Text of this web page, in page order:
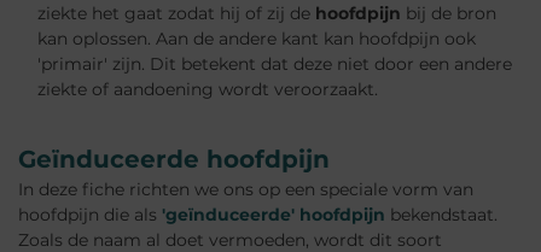
ziekte het gaat zodat hij of zij de hoofdpijn bij de bron
kan oplossen. Aan de andere kant kan hoofdpijn ook
'primair' zijn. Dit betekent dat deze niet door een andere
ziekte of aandoening wordt veroorzaakt.
Geïnduceerde hoofdpijn
In deze fiche richten we ons op een speciale vorm van
hoofdpijn die als 'geïnduceerde' hoofdpijn bekendstaat.
Zoals de naam al doet vermoeden, wordt dit soort